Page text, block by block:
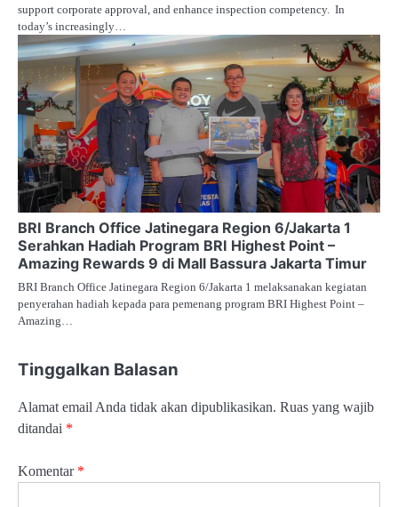
support corporate approval, and enhance inspection competency. In
today’s increasingly…
BRI Branch Office Jatinegara Region 6/Jakarta 1
Serahkan Hadiah Program BRI Highest Point –
Amazing Rewards 9 di Mall Bassura Jakarta Timur
BRI Branch Office Jatinegara Region 6/Jakarta 1 melaksanakan kegiatan
penyerahan hadiah kepada para pemenang program BRI Highest Point –
Amazing…
Tinggalkan Balasan
Alamat email Anda tidak akan dipublikasikan. Ruas yang wajib
ditandai *
Komentar *